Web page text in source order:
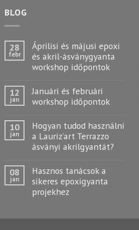
BLOG
28
febr
Áprilisi és májusi epoxi
és akril-ásványgyanta
workshop időpontok
12
jan
Januári és februári
workshop időpontok
10
jan
Hogyan tudod használni
a Lauriz’art Terrazzo
ásványi akrilgyantát?
08
jan
Hasznos tanácsok a
sikeres epoxigyanta
projekhez